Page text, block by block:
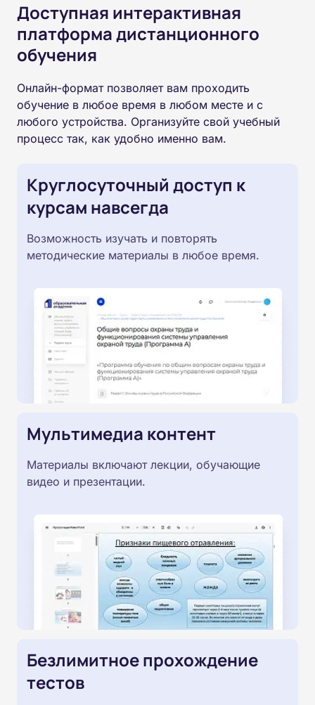
Доступная интерактивная
платформа дистанционного
обучения
Онлайн-формат позволяет вам проходить
обучение в любое время в любом месте и с
любого устройства. Организуйте свой учебный
процесс так, как удобно именно вам.
Круглосуточный доступ к
курсам навсегда
Возможность изучать и повторять
методические материалы в любое время.
Мультимедиа контент
Материалы включают лекции, обучающие
видео и презентации.
Безлимитное прохождение
тестов